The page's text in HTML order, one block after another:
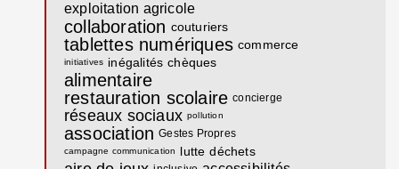
exploitation agricole
collaboration couturiers
tablettes numériques commerce
initiatives inégalités chèques
alimentaire
restauration scolaire concierge
réseaux sociaux pollution
association Gestes Propres
campagne communication lutte déchets